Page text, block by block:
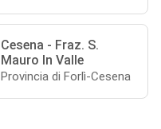
Cesena - Fraz. S.
Mauro In Valle
Provincia di Forlì-Cesena